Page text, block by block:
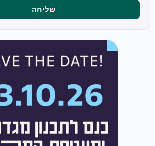
שליחה